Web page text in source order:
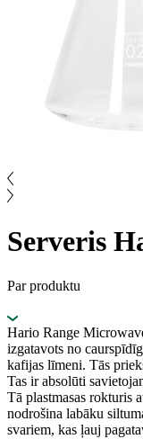
Serveris
Par produktu
Hario Range
izgatavots no
kafijas līmeni. Tās
Tas ir absolūti
Tā plastmasas rokturis
nodrošina labāku
svariem, kas ļauj